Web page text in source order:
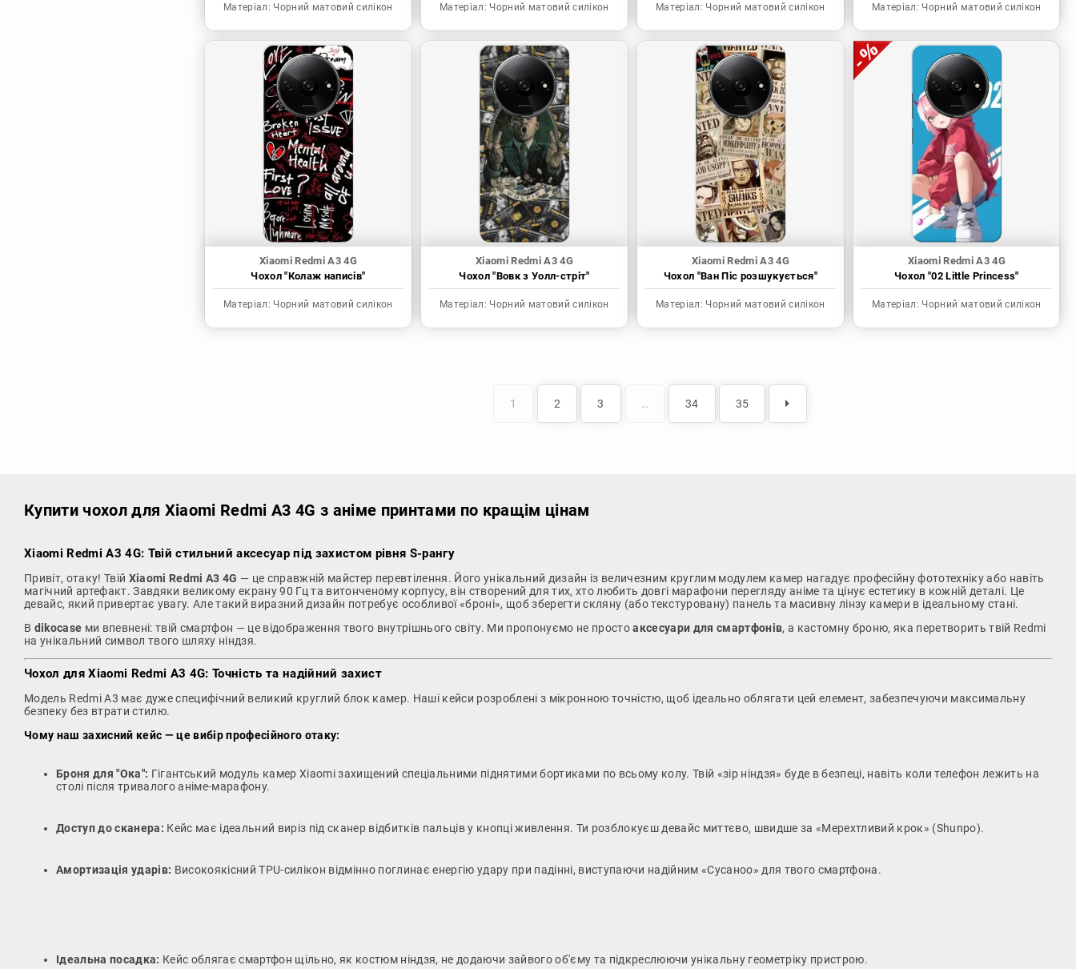
Матеріал: Чорний матовий силікон Матеріал: Чорний матовий силікон Матеріал: Чорний матовий силікон Матеріал: Чорний матовий силікон
Xiaomi Redmi A3 4G
Чохол "Колаж написів"
Матеріал: Чорний матовий силікон
Xiaomi Redmi A3 4G
Чохол "Вовк з Уолл-стріт"
Матеріал: Чорний матовий силікон
Xiaomi Redmi A3 4G
Чохол "Ван Піс розшукується"
Матеріал: Чорний матовий силікон
Xiaomi Redmi A3 4G
Чохол "02 Little Princess"
Матеріал: Чорний матовий силікон
1 2 3 … 34 35
Купити чохол для Xiaomi Redmi A3 4G з аніме принтами по кращім цінам
Xiaomi Redmi A3 4G: Твій стильний аксесуар під захистом рівня S-рангу
Привіт, отаку! Твій Xiaomi Redmi A3 4G — це справжній майстер перевтілення. Його унікальний дизайн із величезним круглим модулем камер нагадує професійну фототехніку або навіть
магічний артефакт. Завдяки великому екрану 90 Гц та витонченому корпусу, він створений для тих, хто любить довгі марафони перегляду аніме та цінує естетику в кожній деталі. Це
девайс, який привертає увагу. Але такий виразний дизайн потребує особливої «броні», щоб зберегти скляну (або текстуровану) панель та масивну лінзу камери в ідеальному стані.
В dikocase ми впевнені: твій смартфон — це відображення твого внутрішнього світу. Ми пропонуємо не простоаксесуари для смартфонів, а кастомну броню, яка перетворить твій Redmi
на унікальний символ твого шляху ніндзя.
Чохол для Xiaomi Redmi A3 4G: Точність та надійний захист
Модель Redmi A3 має дуже специфічний великий круглий блок камер. Наші кейси розроблені з мікронною точністю, щоб ідеально облягати цей елемент, забезпечуючи максимальну
безпеку без втрати стилю.
Чому наш захисний кейс — це вибір професійного отаку:
Броня для "Ока": Гігантський модуль камер Xiaomi захищений спеціальними піднятими бортиками по всьому колу. Твій «зір ніндзя» буде в безпеці, навіть коли телефон лежить на
столі після тривалого аніме-марафону.
Доступ до сканера: Кейс має ідеальний виріз під сканер відбитків пальців у кнопці живлення. Ти розблокуєш девайс миттєво, швидше за «Мерехтливий крок» (Shunpo).
Амортизація ударів: Високоякісний TPU-силікон відмінно поглинає енергію удару при падінні, виступаючи надійним «Сусаноо» для твого смартфона.
Ідеальна посадка: Кейс облягає смартфон щільно, як костюм ніндзя, не додаючи зайвого об'єму та підкреслюючи унікальну геометріку пристрою.